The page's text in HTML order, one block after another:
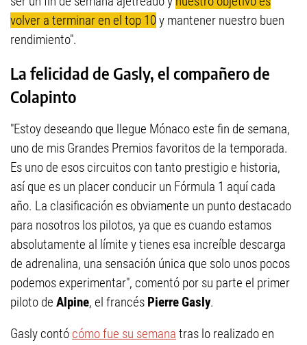
volver a terminar en el top 10y mantener nuestro buen
rendimiento".
La felicidad de Gasly, el compañero de
Colapinto
"Estoy deseando que llegue Mónaco este fin de semana,
uno de mis Grandes Premios favoritos de la temporada.
Es uno de esos circuitos con tanto prestigio e historia,
así que es un placer conducir un Fórmula 1 aquí cada
año. La clasificación es obviamente un punto destacado
para nosotros los pilotos, ya que es cuando estamos
absolutamente al límite y tienes esa increíble descarga
de adrenalina, una sensación única que solo unos pocos
podemos experimentar", comentó por su parte el primer
piloto de Alpine, el francés Pierre Gasly.
Gasly contó cómo fue su semana tras lo realizado en